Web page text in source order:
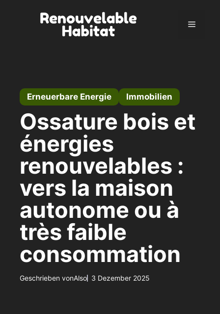
Menü
Erneuerbare Energie Immobilien
Ossature bois et
énergies
renouvelables :
vers la maison
autonome ou à
très faible
consommation
Geschrieben vonAlso 3 Dezember 2025